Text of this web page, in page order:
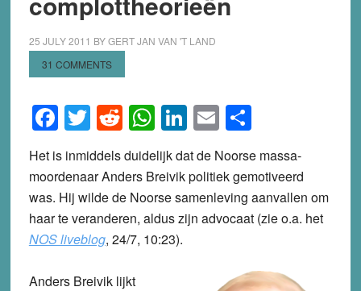
25 JULY 2011 BYGERT JAN VAN 'T LAND
31 COMMENTS
Facebook
Twitter
Reddit
WhatsApp
LinkedIn
EmailShare
Het is inmiddels duidelijk dat de Noorse massa-
moordenaar Anders Breivik politiek gemotiveerd
was. Hij wilde de Noorse samenleving aanvallen om
haar te veranderen, aldus zijn advocaat (zie o.a. het
NOS liveblog, 24/7, 10:23).
Anders Breivik lijkt